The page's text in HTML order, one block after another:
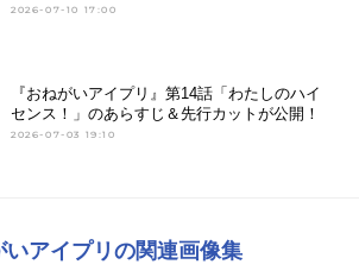
2026-07-10 17:00
『おねがいアイプリ』第14話「わたしのハイ
センス！」のあらすじ＆先行カットが公開！
2026-07-03 19:10
いアイプリの関連画像集